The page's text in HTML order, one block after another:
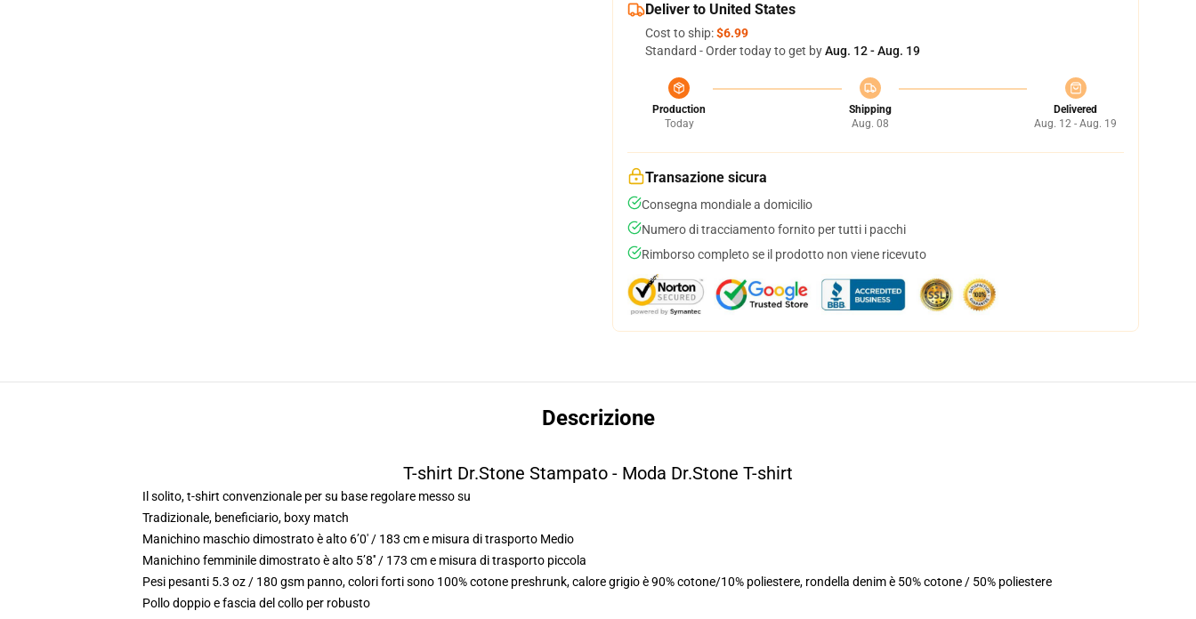
Deliver to United States
Cost to ship:$6.99
Standard - Order today to get byAug. 12 - Aug. 19
Production
Today
Shipping
Aug. 08
Delivered
Aug. 12 - Aug. 19
Transazione sicura
Consegna mondiale a domicilio
Numero di tracciamento fornito per tutti i pacchi
Rimborso completo se il prodotto non viene ricevuto
Descrizione
T-shirt Dr.Stone Stampato - Moda Dr.Stone T-shirt
Il solito, t-shirt convenzionale per su base regolare messo su
Tradizionale, beneficiario, boxy match
Manichino maschio dimostrato è alto 6’0′ / 183 cm e misura di trasporto Medio
Manichino femminile dimostrato è alto 5’8′′ / 173 cm e misura di trasporto piccola
Pesi pesanti 5.3 oz / 180 gsm panno, colori forti sono 100% cotone preshrunk, calore grigio è 90% cotone/10% poliestere, rondella denim è 50% cotone / 50% poliestere
Pollo doppio e fascia del collo per robusto